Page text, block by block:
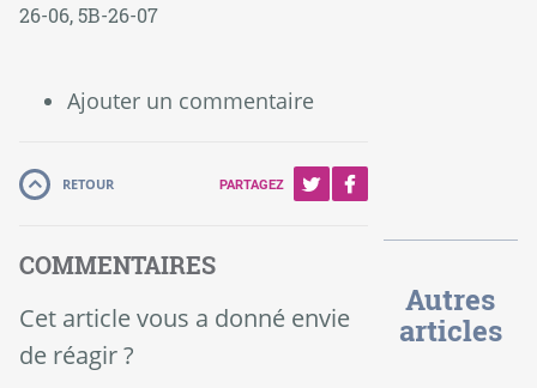
26-06, 5B-26-07
Autres
articles
Ajouter un commentaire
RETOUR PARTAGEZ
COMMENTAIRES
Cet article vous a donné envie
de réagir ?